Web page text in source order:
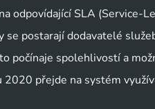
odpovídající SLA (Service-
postarají dodavatelé
počínaje spolehlivostí a
2020 přejde na systém